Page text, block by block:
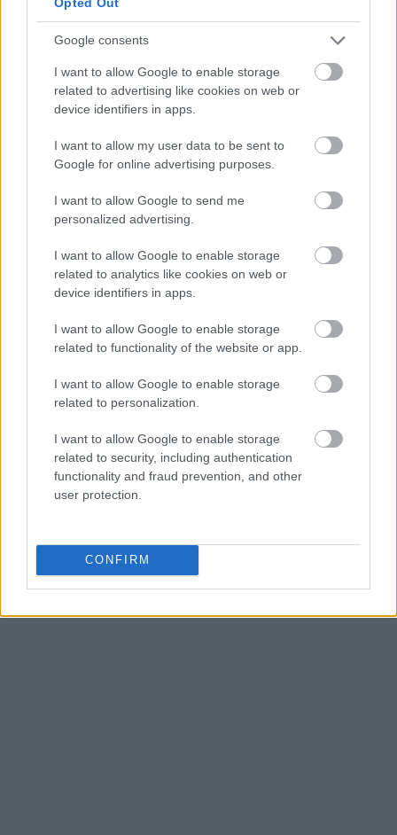
Google consents
I want to allow Google to enable storage
related to advertising like cookies on web or
device identifiers in apps.
I want to allow my user data to be sent to
Google for online advertising purposes.
I want to allow Google to send me
personalized advertising.
I want to allow Google to enable storage
related to analytics like cookies on web or
device identifiers in apps.
I want to allow Google to enable storage
related to functionality of the website or app.
I want to allow Google to enable storage
related to personalization.
I want to allow Google to enable storage
related to security, including authentication
functionality and fraud prevention, and other
user protection.
CONFIRM
- Το Πρόγραμμα «Κωνσταντίνος Δοξιάδης», το
σχεδιασμού στην ιστορία της χώρας
- Ο νέος τρόπος έκδοσης αδειών δόμησης
- Το θεσμικό πλαίσιο εφαρμογής της
Ηλεκτρονικής Ταυτότητας Κτιρίου